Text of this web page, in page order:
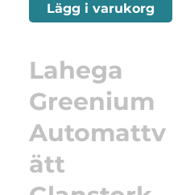
Lägg i varukorg
Lahega
Greenium
Automattv
ätt